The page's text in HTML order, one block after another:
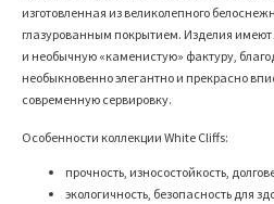
изготовленная из великолепного
глазурованным покрытием. Изделия
и необычную «каменистую» фактуру,
необыкновенно элегантно и прекрасно
современную сервировку.
Особенности коллекции White Cliffs:
прочность, износостойкость,
экологичность, безопасность для